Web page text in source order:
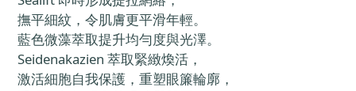
撫平細紋，令肌膚更平滑年輕。
藍色微藻萃取提升均勻度與光澤。
Seidenakazien 萃取緊緻煥活，
激活細胞自我保護，重塑眼簾輪廓，